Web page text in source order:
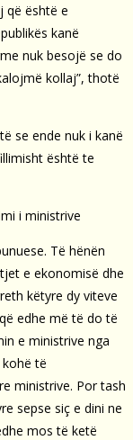
që është e
kanë
nuk besojë se do
kollaj”, thotë
se ende nuk i kanë
është te
i ministrive
Të hënën
e ekonomisë dhe
këtyre dy viteve
edhe më të do të
e ministrive nga
të
ministrive. Por tash
sepse siç e dini ne
mos të ketë